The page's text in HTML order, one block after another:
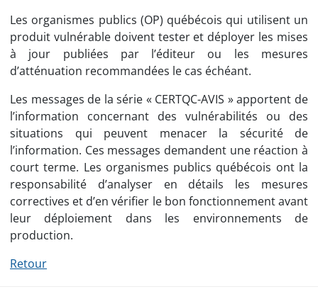
Les organismes publics (OP) québécois qui utilisent un
produit vulnérable doivent tester et déployer les mises
à jour publiées par l’éditeur ou les mesures
d’atténuation recommandées le cas échéant.
Les messages de la série « CERTQC-AVIS » apportent de
l’information concernant des vulnérabilités ou des
situations qui peuvent menacer la sécurité de
l’information. Ces messages demandent une réaction à
court terme. Les organismes publics québécois ont la
responsabilité d’analyser en détails les mesures
correctives et d’en vérifier le bon fonctionnement avant
leur déploiement dans les environnements de
production.
Retour